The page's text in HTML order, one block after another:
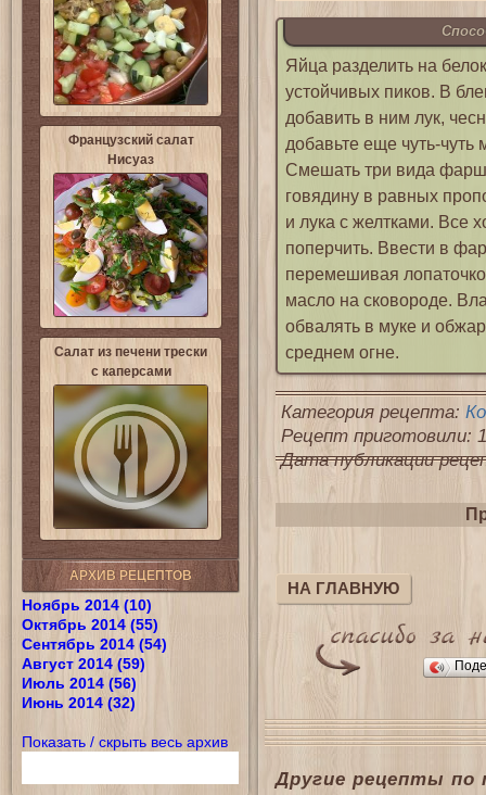
Французский салат
Нисуаз
Салат из печени трески
с каперсами
АРХИВ РЕЦЕПТОВ
Ноябрь 2014 (10)
Октябрь 2014 (55)
Сентябрь 2014 (54)
Август 2014 (59)
Июль 2014 (56)
Июнь 2014 (32)
Показать / скрыть весь архив
Яйца разделить на
устойчивых пиков. В
добавить в ним лук,
добавьте еще чуть-
Смешать три вида
говядину в равных
и лука с желтками. Все
поперчить. Ввести в
перемешивая
масло на сковороде.
обвалять в муке и
среднем огне.
Категория рецепта:
Рецепт приготовили:
Дата публикации
НА ГЛАВНУЮ
Другие рецепты по